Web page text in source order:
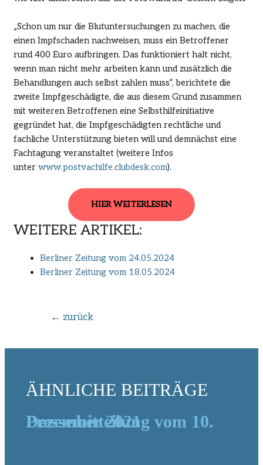
„Schon um nur die Blutuntersuchungen zu machen, die
einen Impfschaden nachweisen, muss ein Betroffener
rund 400 Euro aufbringen. Das funktioniert halt nicht,
wenn man nicht mehr arbeiten kann und zusätzlich die
Behandlungen auch selbst zahlen muss“, berichtete die
zweite Impfgeschädigte, die aus diesem Grund zusammen
mit weiteren Betroffenen eine Selbsthilfeinitiative
gegründet hat, die Impfgeschädigten rechtliche und
fachliche Unterstützung bieten will und demnächst eine
Fachtagung veranstaltet (weitere Infos
unterwww.postvachilfe.clubdesk.com).
HIER WEITERLESEN
WEITERE ARTIKEL:
Berliner Zeitung vom 24.05.2024
Berliner Zeitung vom 18.05.2024
Beitragsnavigation
← zurück
ÄHNLICHE BEITRÄGE
Pressemitteilung vom 10. Dezember 2021